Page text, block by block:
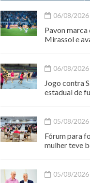
06/08/
Pavon
Mirassol e
06/08/
Jogo contra
estadual de
05/08/2026
Fórum para
mulher teve
05/08/2026